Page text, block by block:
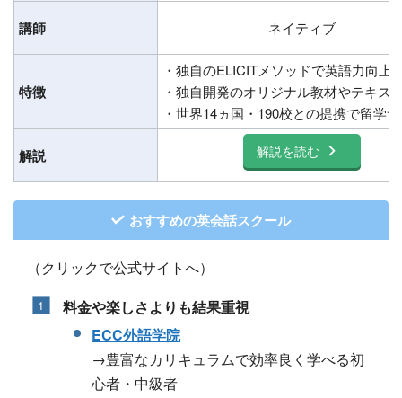
講師 ネイティブ
特徴
・独自のELICITメソッドで英語力向上
・独自開発のオリジナル教材やテキス
・世界14ヵ国・190校との提携で留学
解説 解説を読む
おすすめの英会話スクール
（クリックで公式サイトへ）
料金や楽しさよりも結果重視
ECC外語学院
→豊富なカリキュラムで効率良く学べる初
心者・中級者